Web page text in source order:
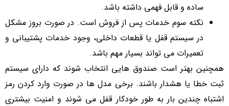
ساده و قابل فهمی داشته باشد.
نکته سوم خدمات پس از فروش است. در صورت بروز مشکل
در سیستم قفل یا قطعات داخلی، وجود خدمات پشتیبانی و
تعمیرات می تواند بسیار مهم باشد.
همچنین بهتر است صندوق هایی انتخاب شوند که دارای سیستم
ثبت خطا یا هشدار باشند. برخی مدل ها در صورت وارد کردن رمز
اشتباه چندین بار به طور خودکار قفل می شوند و امنیت بیشتری